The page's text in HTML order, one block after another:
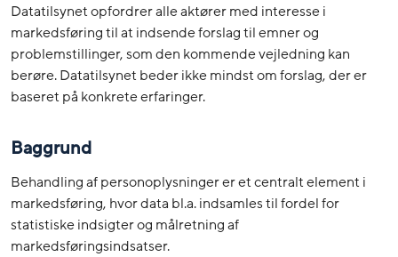
Datatilsynet opfordrer alle aktører med interesse i
markedsføring til at indsende forslag til emner og
problemstillinger, som den kommende vejledning kan
berøre. Datatilsynet beder ikke mindst om forslag, der er
baseret på konkrete erfaringer.
Baggrund
Behandling af personoplysninger er et centralt element i
markedsføring, hvor data bl.a. indsamles til fordel for
statistiske indsigter og målretning af
markedsføringsindsatser.